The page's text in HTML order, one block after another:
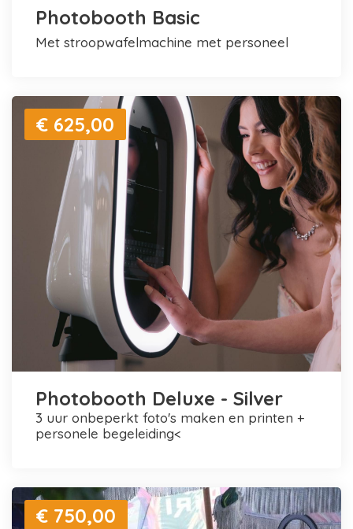
Photobooth Basic
met stroopwafelmachine met personeel
€ 625,00
Photobooth Deluxe - Silver
3 uur onbeperkt foto's maken en printen +
personele begeleiding<
€ 750,00